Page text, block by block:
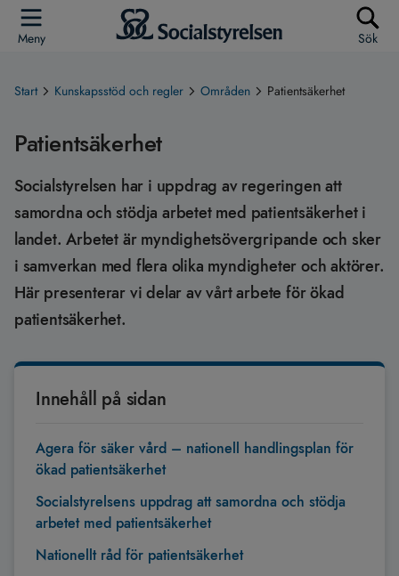
Meny Sök
Start Kunskapsstöd och regler Områden Patientsäkerhet
Patientsäkerhet
Socialstyrelsen har i uppdrag av regeringen att
samordna och stödja arbetet med patientsäkerhet i
landet. Arbetet är myndighetsövergripande och sker
i samverkan med flera olika myndigheter och aktörer.
Här presenterar vi delar av vårt arbete för ökad
patientsäkerhet.
Innehåll på sidan
Agera för säker vård – nationell handlingsplan för
ökad patientsäkerhet
Socialstyrelsens uppdrag att samordna och stödja
arbetet med patientsäkerhet
Nationellt råd för patientsäkerhet